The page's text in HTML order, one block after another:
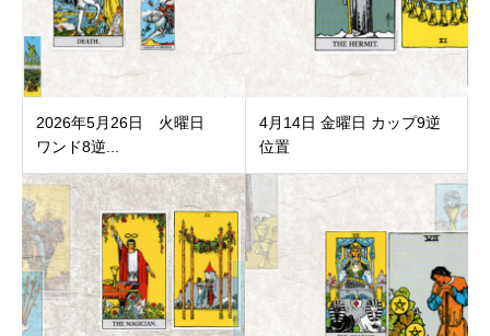
2026年5月26日 火曜日
ワンド8逆...
4月14日 金曜日 カップ9逆
位置